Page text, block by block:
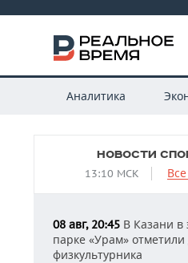
Аналитика
НОВОСТИ
13:10 МСК
08 авг, 20:45 В Казани в
парке «Урам»
физкультурника